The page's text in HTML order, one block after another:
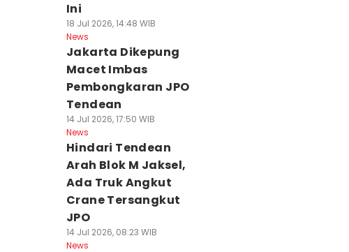
Ini
18 Jul 2026, 14:48 WIB
News
Jakarta Dikepung
Macet Imbas
Pembongkaran JPO
Tendean
14 Jul 2026, 17:50 WIB
News
Hindari Tendean
Arah Blok M Jaksel,
Ada Truk Angkut
Crane Tersangkut
JPO
14 Jul 2026, 08:23 WIB
News